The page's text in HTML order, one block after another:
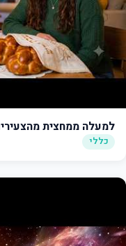
למעלה ממחצית
כללי